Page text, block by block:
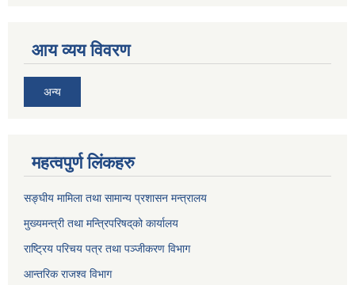
आय व्यय विवरण
अन्य
महत्वपुर्ण लिंकहरु
सङ्घीय मामिला तथा सामान्य प्रशासन मन्त्रालय
मुख्यमन्त्री तथा मन्त्रिपरिषद्‌को कार्यालय
राष्ट्रिय परिचय पत्र तथा पञ्जीकरण विभाग
आन्तरिक राजश्व विभाग